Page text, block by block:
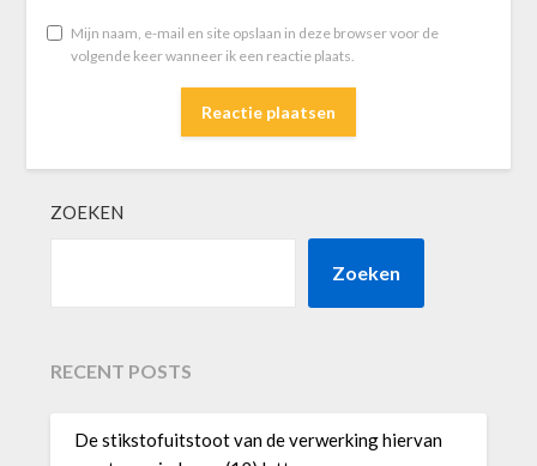
Mijn naam, e-mail en site opslaan in deze browser voor de
volgende keer wanneer ik een reactie plaats.
ZOEKEN
Zoeken
RECENT POSTS
De stikstofuitstoot van de verwerking hiervan